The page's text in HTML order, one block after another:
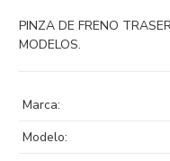
PINZA DE FRENO
MODELOS.
Marca:
Modelo: